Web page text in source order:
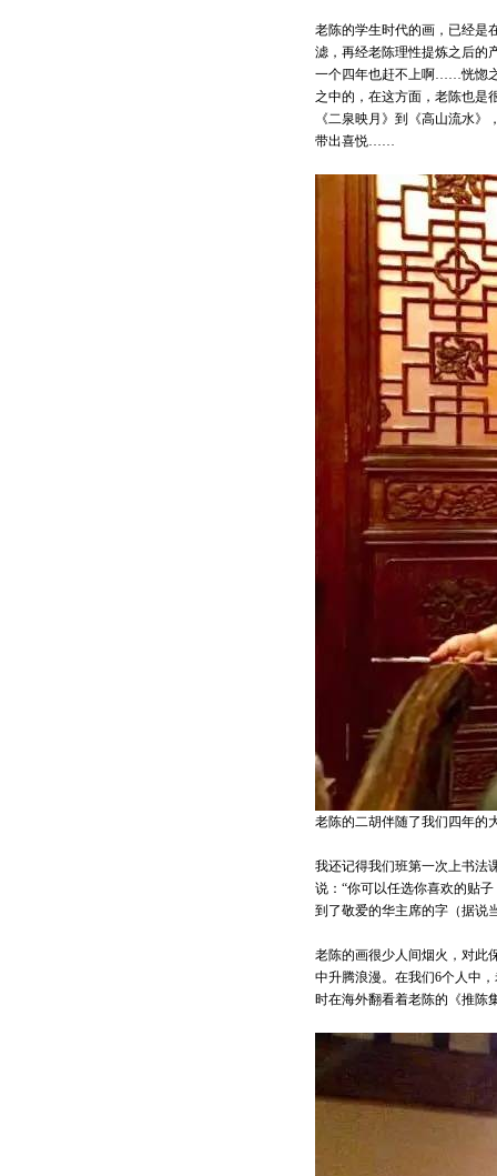
老陈的学生时代的画，已经是
滤，再经老陈理性提炼之后的
一个四年也赶不上啊……恍惚
之中的，在这方面，老陈也是
《二泉映月》到《高山流水
带出喜悦……
老陈的二胡伴随了我们四年的
我还记得我们班第一次上书法
说：“你可以任选你喜欢的贴
到了敬爱的华主席的字（据说
老陈的画很少人间烟火，对此
中升腾浪漫。在我们6个人中
时在海外翻看着老陈的《推陈